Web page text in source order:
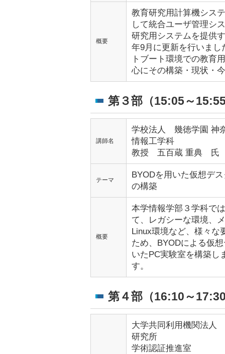
概要
教育研究用計算機シス
して統合ユーザ管理シ
研究用システムを提供
年9月に更新を行いま
トブート環境での教育
心にその構築・現状・
第３部（15:05～
講師名
学校法人 幾徳学園 神
情報工学科
教授 五百蔵 重典 氏
テーマ
BYODを用いた仮想デ
の構築
概要
本学情報学部３学科で
て、レガシーな環境、
Linux環境など、様々な
ため、BYODによる仮
いたPC実験室を構築し
す。
第４部（16:10～
大学共同利用機関法
研究所
学術認証推進室